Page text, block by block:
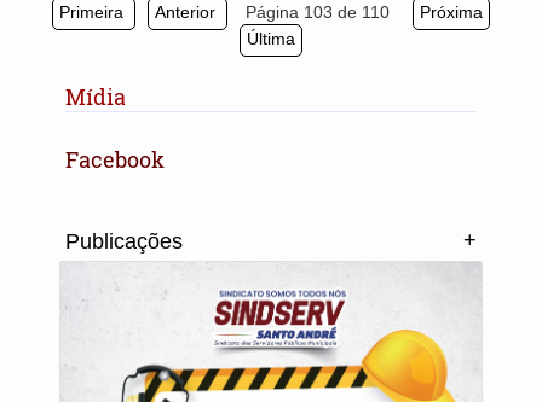
Primeira Anterior Página 103 de 110
Próxima
Última
Mídia
Facebook
Publicações +